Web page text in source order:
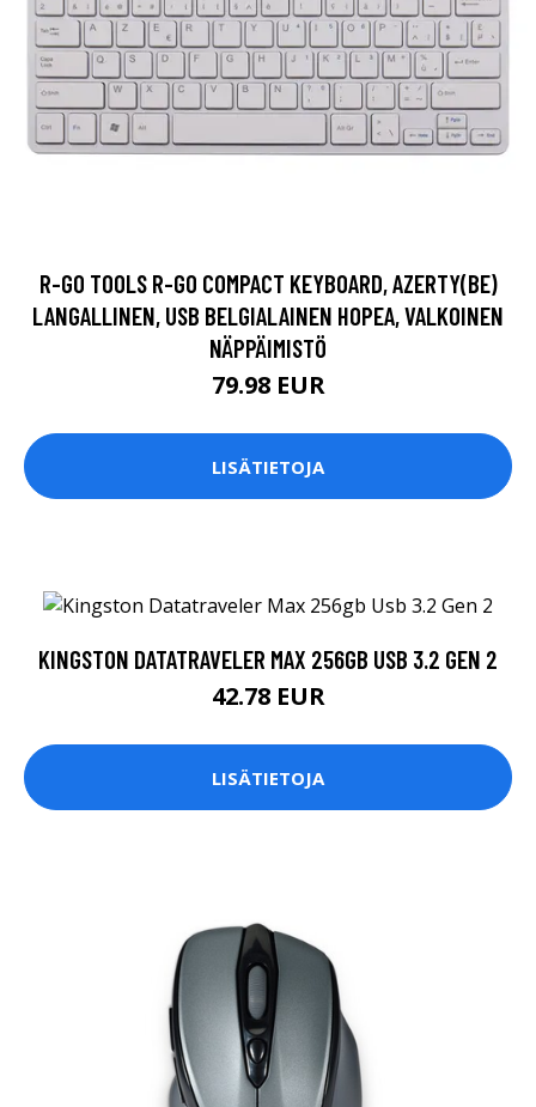
R-GO TOOLS R-GO COMPACT KEYBOARD, AZERTY(BE)
LANGALLINEN, USB BELGIALAINEN HOPEA, VALKOINEN
NÄPPÄIMISTÖ
79.98 EUR
LISÄTIETOJA
KINGSTON DATATRAVELER MAX 256GB USB 3.2 GEN 2
42.78 EUR
LISÄTIETOJA